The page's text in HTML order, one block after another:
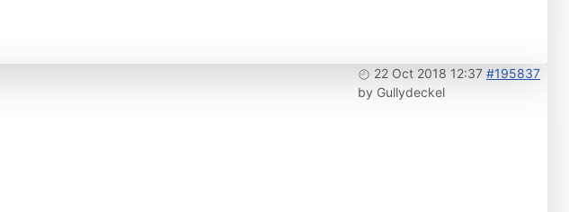
22 Oct 2018 12:37 #195837
by Gullydeckel